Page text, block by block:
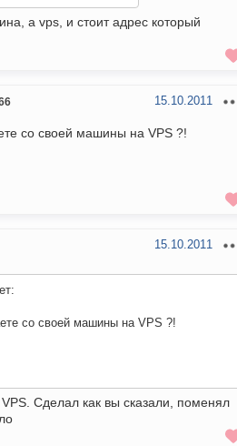
а vps, и стоит адрес который
15.10.2011
со своей машины на VPS ?!
15.10.2011
со своей машины на VPS ?!
Сделал как вы сказали, поменял